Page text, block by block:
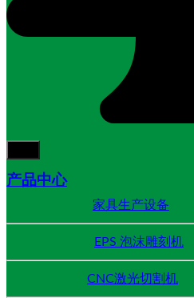
产品中心
家具生产设备
EPS 泡沫雕刻机
CNC激光切割机